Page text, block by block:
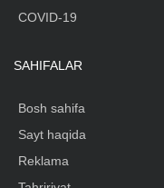
COVID-19
SAHIFALAR
Bosh sahifa
Sayt haqida
Reklama